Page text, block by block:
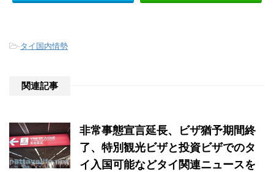
-タイ国内情勢
関連記事
非常事態宣言延長、ビザ猶予期間終
了、特別観光ビザと投資ビザでのタ
イ入国可能などタイ関連ニュースを